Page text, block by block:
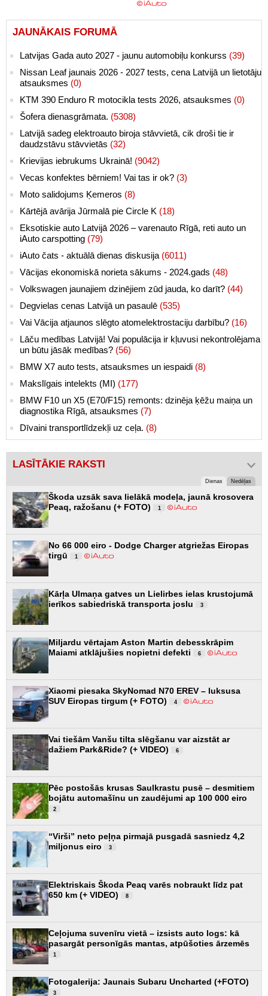
JAUNĀKAIS FORUMĀ
Latvijas Gada auto 2027 - jaunu automobiļu konkurss (39)
Nissan Leaf jaunais 2026 - 2027 tests, cena Latvijā un lietotāju
atsauksmes (0)
KTM 390 Enduro R motocikla tests 2026, atsauksmes (0)
Šofera dienasgrāmata. (5308)
Latvijā sadeg elektroauto biroja stāvvietā, cik droši tie ir
daudzstāvu stāvvietās (32)
Krievijas iebrukums Ukrainā! (9042)
Vecas konfektes bērniem! Vai tas ir ok? (3)
Moto salidojums Ķemeros (8)
Kārtējā avārija Jūrmalā pie Circle K (18)
Eksotiskie auto Latvijā 2026 – varenauto Rīgā, reti auto un
iAuto carspotting (79)
iAuto čats - aktuālā dienas diskusija (6011)
Vācijas ekonomiskā norieta sākums - 2024.gads (48)
Volkswagen jaunajiem dzinējiem zūd jauda, ko darīt? (44)
Degvielas cenas Latvijā un pasaulē (535)
Vai Vācija atjaunos slēgto atomelektrostaciju darbību? (16)
Lāču medības Latvijā! Vai populācija ir kļuvusi nekontrolējama
un būtu jāsāk medības? (56)
BMW X7 auto tests, atsauksmes un iespaidi (8)
Makslīgais intelekts (MI) (177)
BMW F10 un X5 (E70/F15) remonts: dzinēja ķēžu maiņa un
diagnostika Rīgā, atsauksmes (7)
Dīvaini transportlīdzekļi uz ceļa. (8)
LASĪTĀKIE RAKSTI
Dienas Nedēļas
Škoda uzsāk sava lielākā modeļa, jaunā krosovera
Peaq, ražošanu (+ FOTO)
1
No 66 000 eiro - Dodge Charger atgriežas Eiropas
tirgū
1
Kārļa Ulmaņa gatves un Lielirbes ielas krustojumā
ierīkos sabiedriskā transporta joslu
3
Miljardu vērtajam Aston Martin debesskrāpim
Maiami atklājušies nopietni defekti
6
Xiaomi piesaka SkyNomad N70 EREV – luksusa
SUV Eiropas tirgum (+ FOTO)
4
Vai tiešām Vanšu tilta slēgšanu var aizstāt ar
dažiem Park&Ride? (+ VIDEO)
6
Pēc postošās krusas Saulkrastu pusē – desmitiem
bojātu automašīnu un zaudējumi ap 100 000 eiro
2
“Virši” neto peļņa pirmajā pusgadā sasniedz 4,2
miljonus eiro
3
Elektriskais Škoda Peaq varēs nobraukt līdz pat
650 km (+ VIDEO)
8
Ceļojuma suvenīru vietā – izsists auto logs: kā
pasargāt personīgās mantas, atpūšoties ārzemēs
1
Fotogalerija: Jaunais Subaru Uncharted (+FOTO)
3